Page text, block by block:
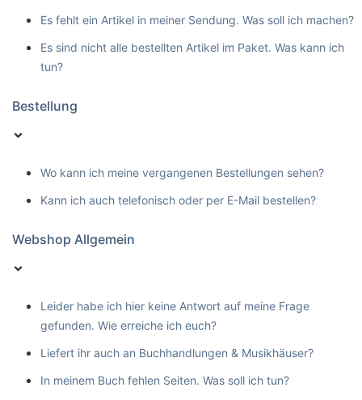
Es fehlt ein Artikel in meiner Sendung. Was soll ich machen?
Es sind nicht alle bestellten Artikel im Paket. Was kann ich
tun?
Bestellung
Wo kann ich meine vergangenen Bestellungen sehen?
Kann ich auch telefonisch oder per E-Mail bestellen?
Webshop Allgemein
Leider habe ich hier keine Antwort auf meine Frage
gefunden. Wie erreiche ich euch?
Liefert ihr auch an Buchhandlungen & Musikhäuser?
In meinem Buch fehlen Seiten. Was soll ich tun?